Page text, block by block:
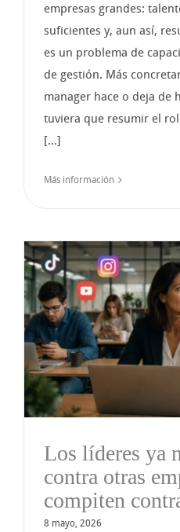
empresas grandes:
suficientes y, aun así,
es un problema de
de gestión. Más
manager hace o deja de
tuviera que resumir el
[...]
Más información
Los líderes ya
contra otras
compiten
8 mayo, 2026